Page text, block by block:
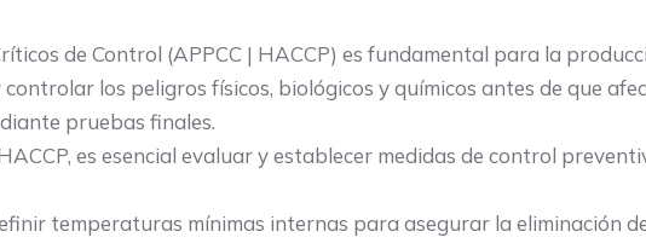
de Control (APPCC | HACCP) es fundamental para la
los peligros físicos, biológicos y químicos antes de que
pruebas finales.
es esencial evaluar y establecer medidas de control
temperaturas mínimas internas para asegurar la eliminación